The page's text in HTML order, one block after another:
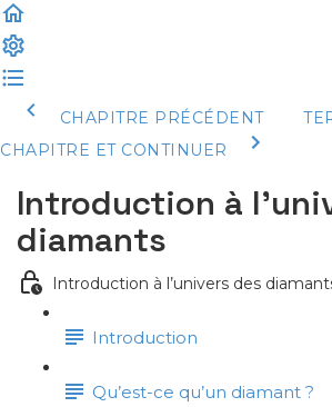
CHAPITRE PRÉCÉDENT
CHAPITRE ET CONTINUER
Introduction à
diamants
Introduction à l’univers des
Introduction
Qu’est-ce qu’un diamant ?